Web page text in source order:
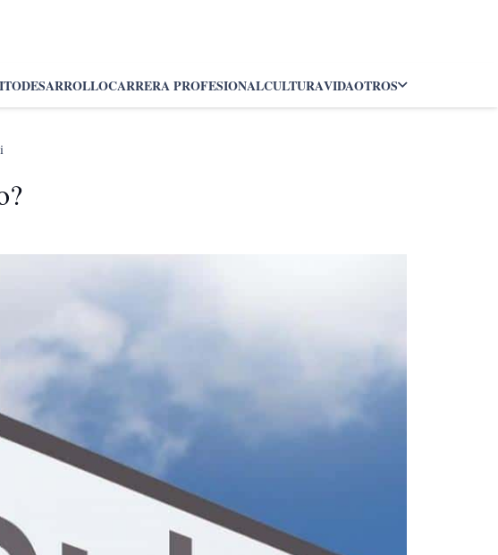
DESARROLLOCARRERA PROFESIONALCULTURAVIDAOTROS